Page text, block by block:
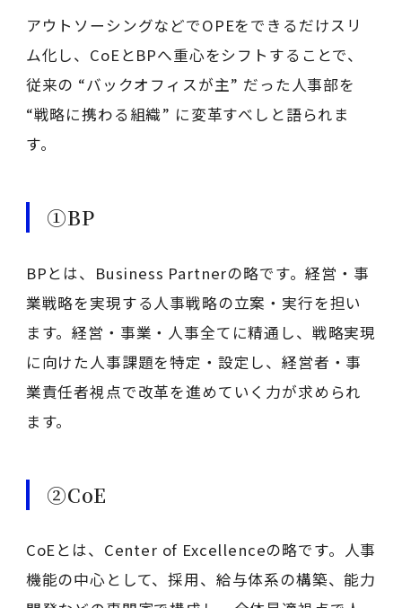
アウトソーシングなどでOPEをできるだけスリ
ム化し、CoEとBPへ重心をシフトすることで、
従来の “バックオフィスが主” だった人事部を
“戦略に携わる組織” に変革すべしと語られま
す。
①BP
BPとは、Business Partnerの略です。経営・事
業戦略を実現する人事戦略の立案・実行を担い
ます。経営・事業・人事全てに精通し、戦略実現
に向けた人事課題を特定・設定し、経営者・事
業責任者視点で改革を進めていく力が求められ
ます。
②CoE
CoEとは、Center of Excellenceの略です。人事
機能の中心として、採用、給与体系の構築、能力